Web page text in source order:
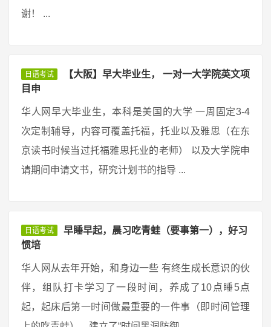
谢！ ...
日语考试
【大阪】早大毕业生， 一对一大学院英文项
目申
华人网早大毕业生，本科是美国的大学 一周固定3-4
次定制辅导，内容可覆盖托福，托业以及雅思（在东
京读书时候当过托福雅思托业的老师） 以及大学院申
请期间申请文书，研究计划书的指导 ...
日语考试
早睡早起，晨习吃青蛙（要事第一），好习
惯培
华人网从去年开始，和身边一些 有终生成长意识的伙
伴，组队打卡学习了一段时间，养成了10点睡5点
起，起床后第一时间做最重要的一件事（即时间管理